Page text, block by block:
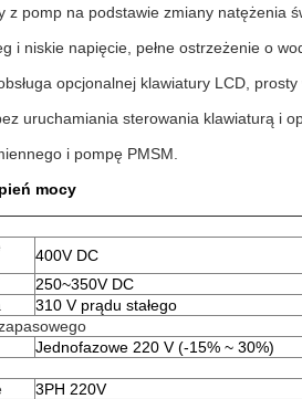
z pomp na podstawie zmiany natężenia
i niskie napięcie, pełne ostrzeżenie o
opcjonalnej klawiatury LCD, prosty
uruchamiania sterowania klawiaturą i
i pompę PMSM.
mocy
400V DC
250~350V DC
310 V prądu stałego
Jednofazowe 220 V (-15% ~ 30%)
3PH 220V